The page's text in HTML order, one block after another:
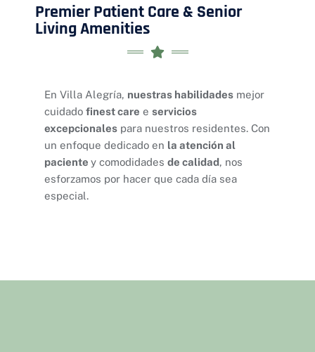
Premier Patient Care & Senior
Living Amenities
En Villa Alegría, nuestras habilidades mejor
cuidado finest care e servicios
excepcionales para nuestros residentes. Con
un enfoque dedicado en la atención al
paciente y comodidades de calidad, nos
esforzamos por hacer que cada día sea
especial.